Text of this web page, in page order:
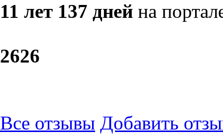
11 лет 137 дней на
2626
Все отзывы Добавить